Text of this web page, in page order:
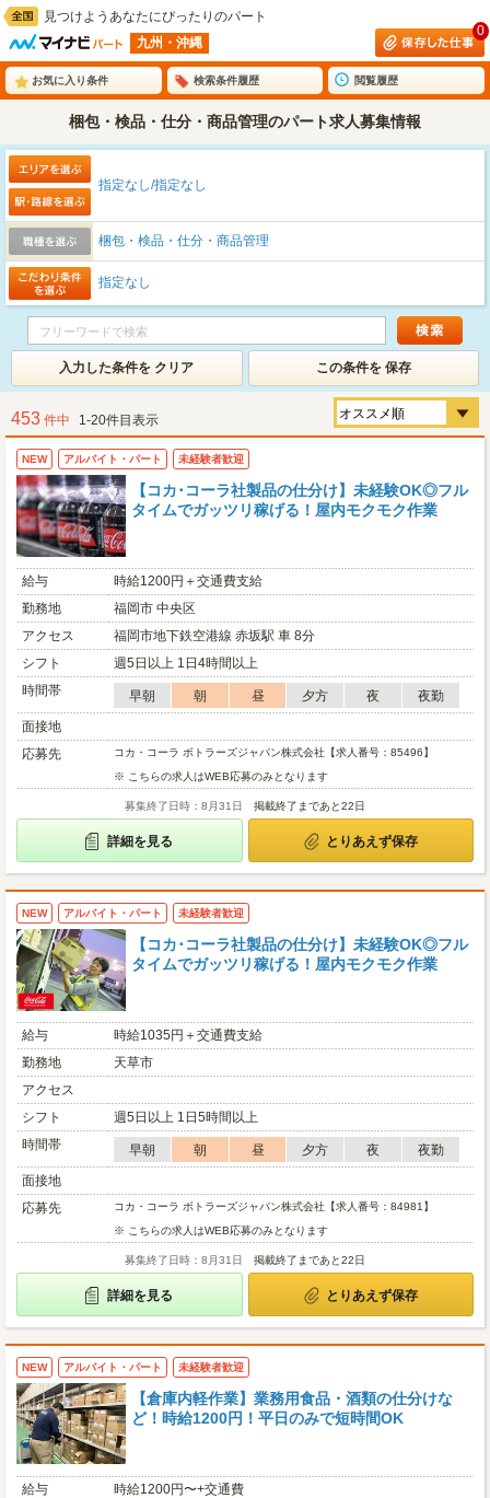
見つけようあなたにぴったりのパート
九州・沖縄
0
お気に入り条件 検索条件履歴 閲覧履歴
梱包・検品・仕分・商品管理のパート求人募集情報
指定なし/指定なし
梱包・検品・仕分・商品管理
指定なし
入力した条件を クリア この条件を 保存
453 件中 1-20件目表示
NEW アルバイト・パート 未経験者歓迎
【コカ･コーラ社製品の仕分け】未経験OK◎フル
タイムでガッツリ稼げる！屋内モクモク作業
給与
時給1200円＋交通費支給
勤務地
福岡市 中央区
アクセス
福岡市地下鉄空港線 赤坂駅 車 8分
シフト
週5日以上 1日4時間以上
時間帯
早朝 朝 昼 夕方 夜
夜勤
面接地
応募先
コカ・コーラ ボトラーズジャパン株式会社【求人番号：85496】
※ こちらの求人はWEB応募のみとなります
募集終了日時：8月31日 掲載終了まであと22日
詳細を見る とりあえず保存
NEW アルバイト・パート 未経験者歓迎
【コカ･コーラ社製品の仕分け】未経験OK◎フル
タイムでガッツリ稼げる！屋内モクモク作業
給与
時給1035円＋交通費支給
勤務地
天草市
アクセス
シフト
週5日以上 1日5時間以上
時間帯
早朝 朝 昼 夕方 夜
夜勤
面接地
応募先
コカ・コーラ ボトラーズジャパン株式会社【求人番号：84981】
※ こちらの求人はWEB応募のみとなります
募集終了日時：8月31日 掲載終了まであと22日
詳細を見る とりあえず保存
NEW アルバイト・パート 未経験者歓迎
【倉庫内軽作業】業務用食品・酒類の仕分けな
ど！時給1200円！平日のみで短時間OK
給与
時給1200円〜+交通費